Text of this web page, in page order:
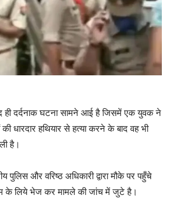
दर्दनाक घटना सामने आई है जिसमें एक युवक ने
धारदार हथियार से हत्या करने के बाद वह भी
है।
पुलिस और वरिष्ठ अधिकारी द्वारा मौके पर पहुँचे
के लिये भेज कर मामले की जांच में जुटे है।